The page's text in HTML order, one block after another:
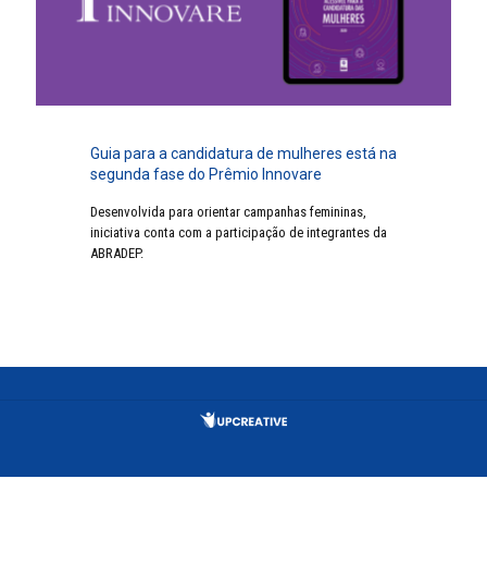
Guia para a candidatura de mulheres está na
segunda fase do Prêmio Innovare
Desenvolvida para orientar campanhas femininas,
iniciativa conta com a participação de integrantes da
ABRADEP.